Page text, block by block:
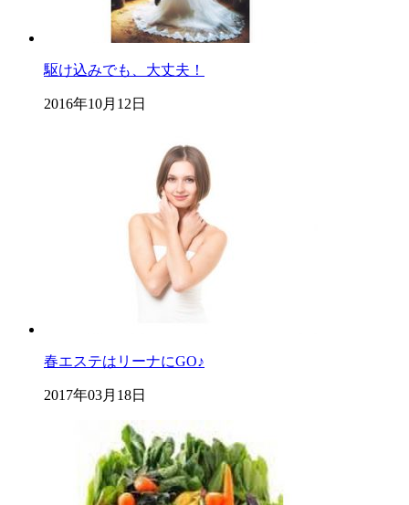
駆け込みでも、大丈夫！
2016年10月12日
春エステはリーナにGO♪
2017年03月18日